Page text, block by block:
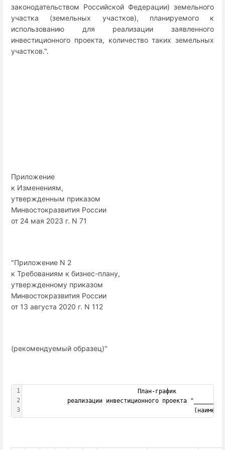
законодательством Российской Федерации) земельного
участка (земельных участков), планируемого к
использованию для реализации заявленного
инвестиционного проекта, количество таких земельных
участков.".
Приложение
к Изменениям,
утвержденным приказом
Минвостокразвития России
от 24 мая 2023 г. N 71
"Приложение N 2
к Требованиям к бизнес-плану,
утвержденному приказом
Минвостокразвития России
от 13 августа 2020 г. N 112
(рекомендуемый образец)"
1
2
3
                                План-график
реализации инвестиционного проекта